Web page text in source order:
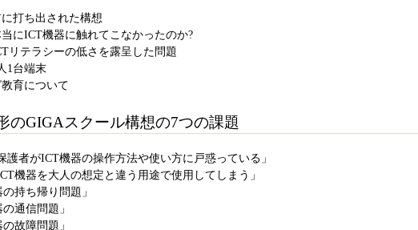
打ち出された構想
にICT機器に触れてこなかったのか?
リテラシーの低さを露呈した問題
1台端末
育について
のGIGAスクール構想の7つの課題
護者がICT機器の操作方法や使い方に戸惑っている」
機器を大人の想定と違う用途で使用してしまう」
持ち帰り問題」
通信問題」
故障問題」